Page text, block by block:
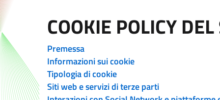
COOKIE POLICY
Premessa
Informazioni sui cookie
Tipologia di cookie
Siti web e servizi di terze parti